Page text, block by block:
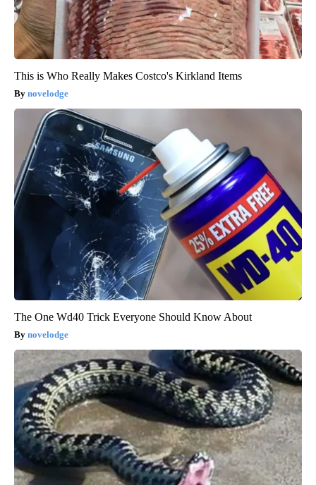
This is Who Really Makes Costco's Kirkland Items
novelodge
The One Wd40 Trick Everyone Should Know About
novelodge